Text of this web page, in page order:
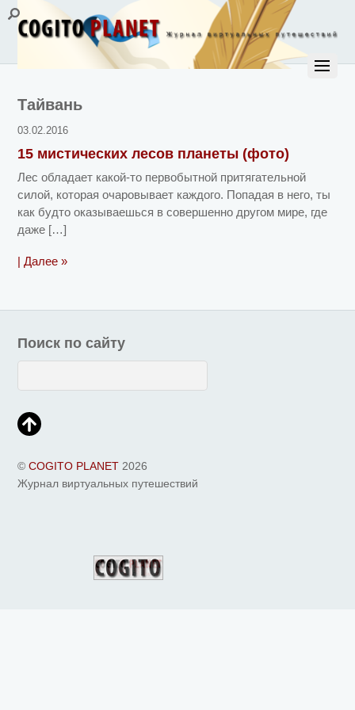
Тайвань
03.02.2016
15 мистических лесов планеты (фото)
Лес обладает какой-то первобытной притягательной
силой, которая очаровывает каждого. Попадая в него, ты
как будто оказываешься в совершенно другом мире, где
даже […]
| Далее »
Поиск по сайту
©COGITO PLANET 2026
Журнал виртуальных путешествий